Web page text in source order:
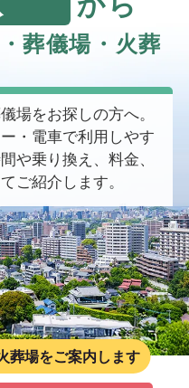
葬儀場・火葬
場をお探しの方へ。
・電車で利用しやす
や乗り換え、料金、
ご紹介します。
葬場をご案内します